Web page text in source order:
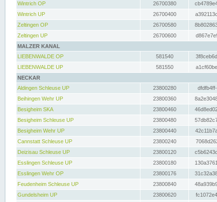
Wintrich OP
26700380
Wintrich UP
26700400
Zeltingen OP
26700580
Zeltingen UP
26700600
MALZER KANAL
LIEBENWALDE OP
581540
LIEBENWALDE UP
581550
NECKAR
Aldingen Schleuse UP
23800280
Beihingen Wehr UP
23800360
Besigheim SKA
23800460
Besigheim Schleuse UP
23800480
Besigheim Wehr UP
23800440
Cannstatt Schleuse UP
23800240
Deizisau Schleuse UP
23800120
Esslingen Schleuse UP
23800180
Esslingen Wehr OP
23800176
Feudenheim Schleuse UP
23800840
Gundelsheim UP
23800620